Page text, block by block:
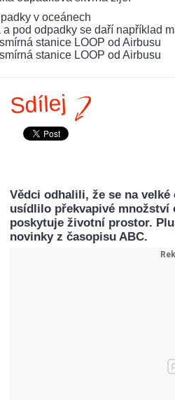
Sdílej
Vědci odhalili, že se na
usídlilo překvapivé množství
poskytuje životní prostor.
novinky z časopisu ABC.